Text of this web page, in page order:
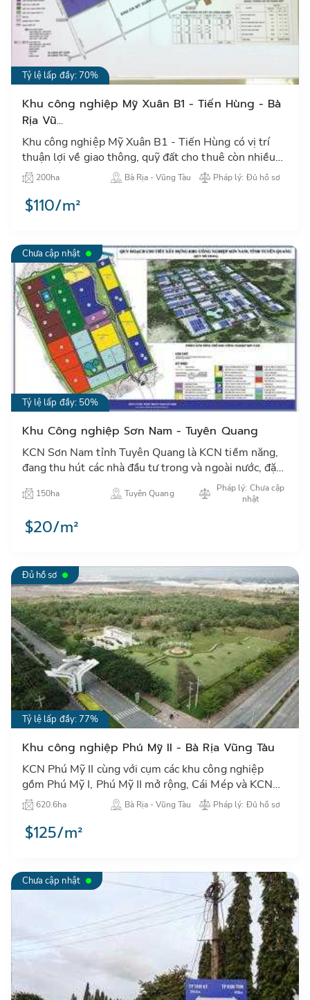
Tỷ lệ lấp đầy: 70%
Khu công nghiệp Mỹ Xuân B1 - Tiến Hùng - Bà
Rịa Vũ...
Khu công nghiệp Mỹ Xuân B1 - Tiến Hùng có vị trí
thuận lợi về giao thông, quỹ đất cho thuê còn nhiều,
giá cả cạnh tranh. Chính sách và hỗ trợ đầu tư tốt.…
200ha Bà Rịa - Vũng Tàu Pháp lý: Đủ hồ sơ
$110/m²
Chưa cập nhật
Tỷ lệ lấp đầy: 50%
Khu Công nghiệp Sơn Nam - Tuyên Quang
KCN Sơn Nam tỉnh Tuyên Quang là KCN tiềm năng,
đang thu hút các nhà đầu tư trong và ngoài nước, đặc
biệt các nhà đầu tư xây dựng hạ tầng KCN để phát
triển xây d…
150ha Tuyên Quang
Pháp lý: Chưa cập
nhật
$20/m²
Đủ hồ sơ
Tỷ lệ lấp đầy: 77%
Khu công nghiệp Phú Mỹ II - Bà Rịa Vũng Tàu
KCN Phú Mỹ II cùng với cụm các khu công nghiệp
gồm Phú Mỹ I, Phú Mỹ II mở rộng, Cái Mép và KCN
chuyên sâu Phú Mỹ 3 tạo nên khu tập trung công
nghiệp tại Phú Mỹ…
620.6ha Bà Rịa - Vũng Tàu Pháp lý: Đủ hồ sơ
$125/m²
Chưa cập nhật